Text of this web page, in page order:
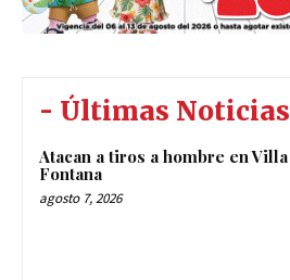
- Últimas Noticias
Atacan a tiros a hombre en Villa
Fontana
agosto 7, 2026